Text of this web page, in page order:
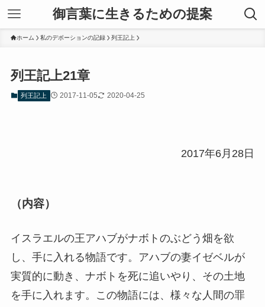
御言葉に生きるための提案
ホーム 私のデボーションの記録 列王記上
列王記上21章
列王記上 2017-11-05 2020-04-25
2017年6月28日
（内容）
イスラエルの王アハブがナボトのぶどう畑を欲
し、手に入れる物語です。アハブの妻イゼベルが
実質的に動き、ナボトを死に追いやり、その土地
を手に入れます。この物語には、様々な人間の罪